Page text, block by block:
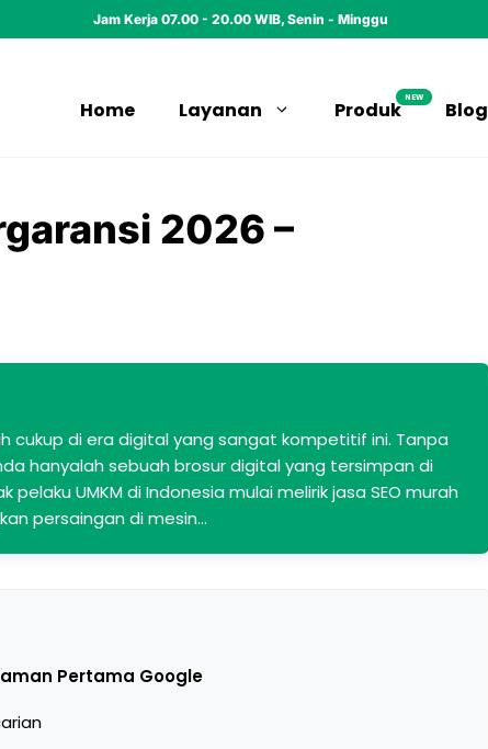
Jam Kerja 07.00 - 20.00 WIB, Senin - Minggu
Home Layanan Produk
NEW
Blog
2026 –
cukup di era digital yang sangat kompetitif ini. Tanpa
hanyalah sebuah brosur digital yang tersimpan di
UMKM di Indonesia mulai melirik jasa SEO murah
persaingan di mesin…
Pertama Google